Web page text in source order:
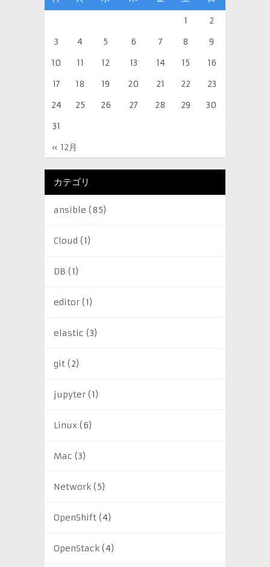
« 12月
1
2
3
4 5 6 7 8
9
10
11 12 13 14 15
16
17
18 19 20 21 22
23
24
25 26 27 28 29
30
31
カテゴリ
ansible (85)
Cloud (1)
DB (1)
editor(1)
elastic (3)
git(2)
jupyter(1)
Linux(6)
Mac (3)
Network(5)
OpenShift(4)
OpenStack(4)